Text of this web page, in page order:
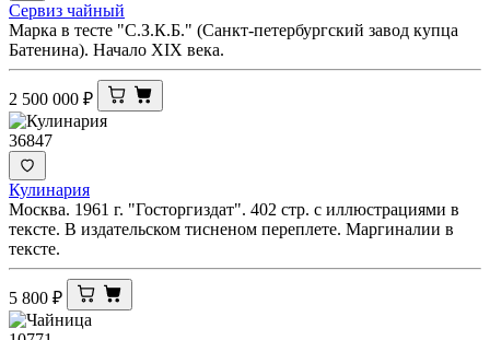
Сервиз чайный
Марка в тесте "С.З.К.Б." (Санкт-петербургский завод купца
Батенина). Начало XIX века.
2 500 000 ₽
36847
Кулинария
Москва. 1961 г. "Госторгиздат". 402 стр. с иллюстрациями в
тексте. В издательском тисненом переплете. Маргиналии в
тексте.
5 800 ₽